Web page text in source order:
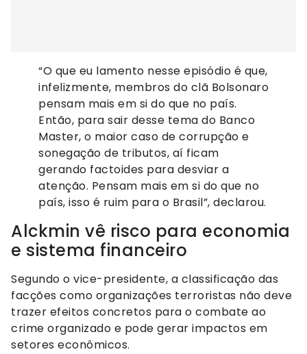
“O que eu lamento nesse episódio é que,
infelizmente, membros do clã Bolsonaro
pensam mais em si do que no país.
Então, para sair desse tema do Banco
Master, o maior caso de corrupção e
sonegação de tributos, aí ficam
gerando factoides para desviar a
atenção. Pensam mais em si do que no
país, isso é ruim para o Brasil”, declarou.
Alckmin vê risco para economia
e sistema financeiro
Segundo o vice-presidente, a classificação das
facções como organizações terroristas não deve
trazer efeitos concretos para o combate ao
crime organizado e pode gerar impactos em
setores econômicos.